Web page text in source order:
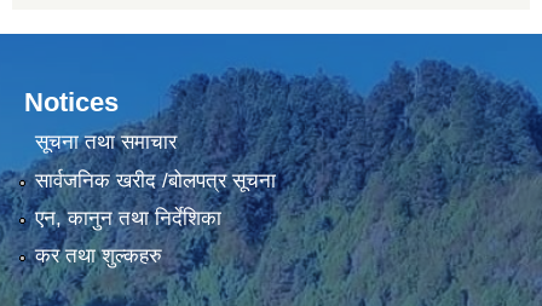
Notices
सूचना तथा समाचार
सार्वजनिक खरीद /बोलपत्र सूचना
एन, कानुन तथा निर्देशिका
कर तथा शुल्कहरु